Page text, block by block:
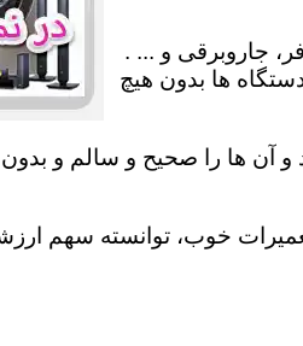
جاروبرقی و ... .
ها بدون هیچ
آن ها را صحیح و سالم و بدون
خوب، توانسته سهم